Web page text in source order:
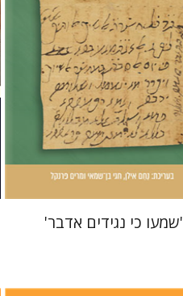
הנחת אתר ספר מודפס
$57
$51
'שמעו כי נגידים אדבר'